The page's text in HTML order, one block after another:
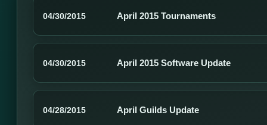
04/30/2015 April 2015 Tournaments
04/30/2015 April 2015 Software Update
04/28/2015 April Guilds Update